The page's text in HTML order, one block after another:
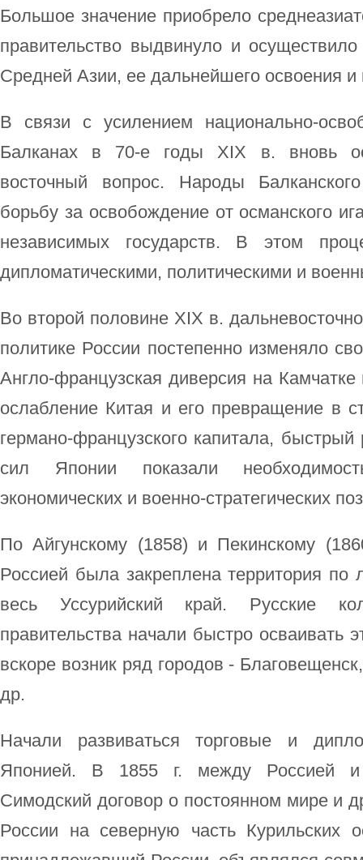
Большое значение приобрело
правительство выдвинуло и
Средней Азии, ее дальнейшего освоения и
В связи с усилением национально-
Балканах в 70-е годы XIX в. вновь
восточный вопрос. Народы
борьбу за освобождение от османского
независимых государств. В этом
дипломатическими, политическими и
Во второй половине XIX в.
политике России постепенно изменяло
Англо-французская диверсия на
ослабление Китая и его превращение в
германо-французского капитала,
сил Японии показали
экономических и военно-стратегических
По Айгунскому (1858) и Пекинскому
Россией была закреплена территория по
весь Уссурийский край. Русские
правительства начали быстро осваивать
вскоре возник ряд городов -
др.
Начали развиваться торговые и
Японией. В 1855 г. между Россией
Симодский договор о постоянном мире и
России на северную часть Курильских